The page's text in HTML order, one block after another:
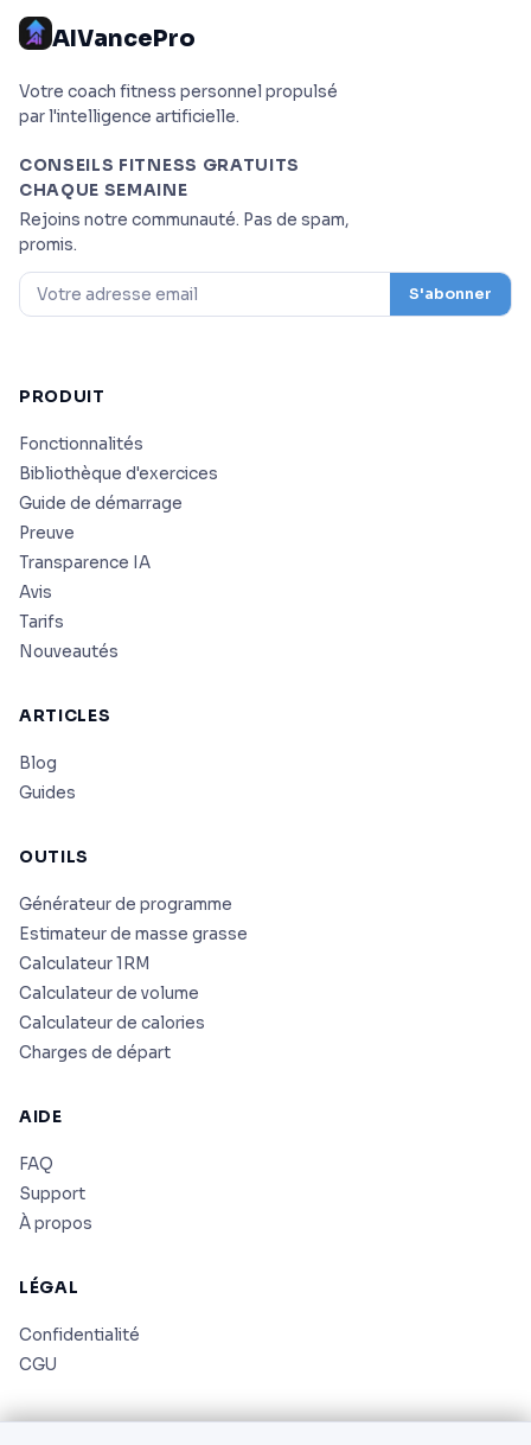
AIVancePro
Votre coach fitness personnel propulsé
par l'intelligence artificielle.
CONSEILS FITNESS GRATUITS
CHAQUE SEMAINE
Rejoins notre communauté. Pas de spam,
promis.
S'abonner
PRODUIT
Fonctionnalités
Bibliothèque d'exercices
Guide de démarrage
Preuve
Transparence IA
Avis
Tarifs
Nouveautés
ARTICLES
Blog
Guides
OUTILS
Générateur de programme
Estimateur de masse grasse
Calculateur 1RM
Calculateur de volume
Calculateur de calories
Charges de départ
AIDE
FAQ
Support
À propos
LÉGAL
Confidentialité
CGU